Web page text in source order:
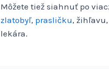
Môžete tiež siahnuť po
zlatobyľ, prasličku,
lekára.